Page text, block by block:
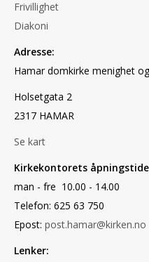
Frivillighet
Diakoni
Adresse:
Hamar domkirke menighet
Holsetgata 2
2317 HAMAR
Se kart
Kirkekontorets
man - fre 10.00 - 14.00
Telefon: 625 63 750
Epost: post.hamar@kirken.no
Lenker: